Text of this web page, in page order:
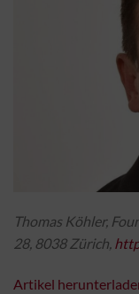
Thomas Köhler,
28, 8038 Zürich,
Artikel